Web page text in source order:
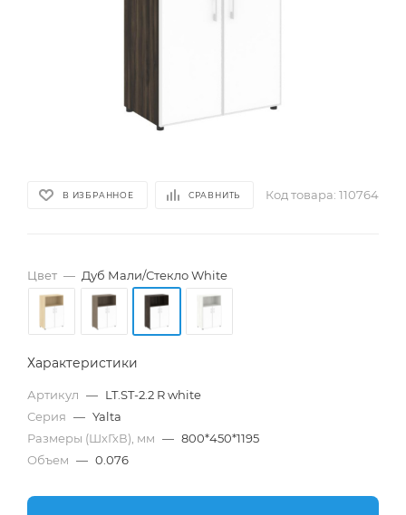
В ИЗБРАННОЕ СРАВНИТЬ Код товара: 110764
Цвет — Дуб Мали/Стекло White
Характеристики
Артикул — LT.ST-2.2 R white
Серия — Yalta
Размеры (ШхГхВ), мм — 800*450*1195
Объем — 0.076